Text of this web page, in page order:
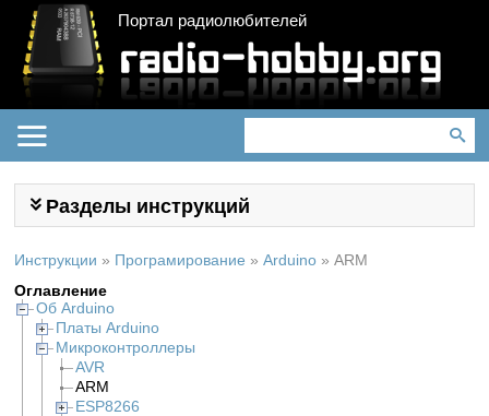
Портал радиолюбителей
Разделы инструкций
Инструкции » Програмирование » Arduino » ARM
Оглавление
Об Arduino
Платы Arduino
Микроконтроллеры
AVR
ARM
ESP8266